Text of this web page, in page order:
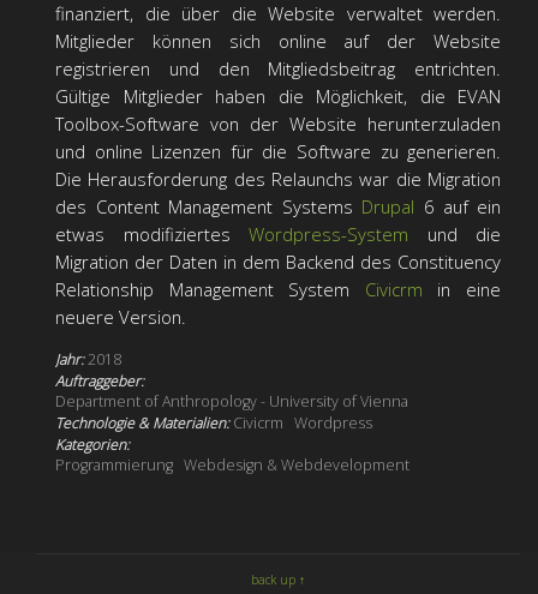
finanziert, die über die Website verwaltet werden.
Mitglieder können sich online auf der Website
registrieren und den Mitgliedsbeitrag entrichten.
Gültige Mitglieder haben die Möglichkeit, die EVAN
Toolbox-Software von der Website herunterzuladen
und online Lizenzen für die Software zu generieren.
Die Herausforderung des Relaunchs war die Migration
des Content Management Systems Drupal 6 auf ein
etwas modifiziertesWordpress-System und die
Migration der Daten in dem Backend des Constituency
Relationship Management System Civicrm in eine
neuere Version.
Jahr:2018
Auftraggeber:
Department of Anthropology - University of Vienna
Technologie & Materialien:Civicrm Wordpress
Kategorien:
Programmierung Webdesign & Webdevelopment
back up ↑